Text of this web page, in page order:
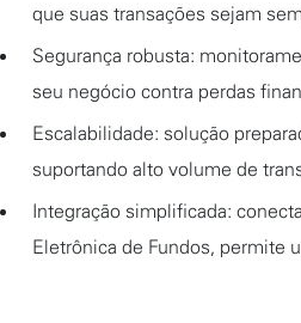
que suas transações sejam
Segurança robusta:
seu negócio contra perdas
Escalabilidade: solução
suportando alto volume de
Integração simplificada:
Eletrônica de Fundos, permite